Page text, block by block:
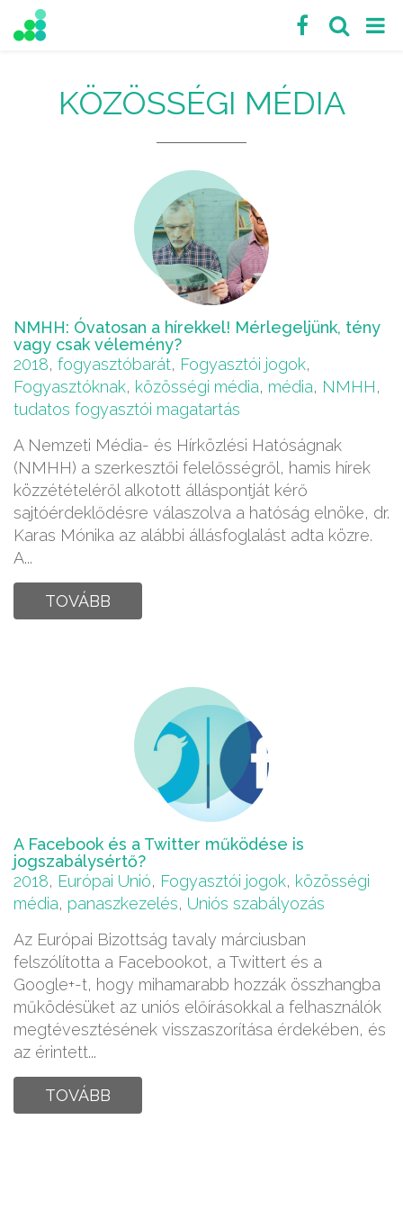
KÖZÖSSÉGI MÉDIA
NMHH: Óvatosan a hírekkel! Mérlegeljünk, tény
vagy csak vélemény?
2018, fogyasztóbarát, Fogyasztói jogok,
Fogyasztóknak, közösségi média, média, NMHH,
tudatos fogyasztói magatartás
A Nemzeti Média- és Hírközlési Hatóságnak
(NMHH) a szerkesztői felelősségről, hamis hírek
közzétételéről alkotott álláspontját kérő
sajtóérdeklődésre válaszolva a hatóság elnöke, dr.
Karas Mónika az alábbi állásfoglalást adta közre.
A...
TOVÁBB
A Facebook és a Twitter működése is
jogszabálysértő?
2018, Európai Unió, Fogyasztói jogok, közösségi
média, panaszkezelés, Uniós szabályozás
Az Európai Bizottság tavaly márciusban
felszólította a Facebookot, a Twittert és a
Google+-t, hogy mihamarabb hozzák összhangba
működésüket az uniós előírásokkal a felhasználók
megtévesztésének visszaszorítása érdekében, és
az érintett...
TOVÁBB